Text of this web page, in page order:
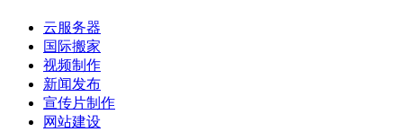
云服务器
国际搬家
视频制作
新闻发布
宣传片制作
网站建设